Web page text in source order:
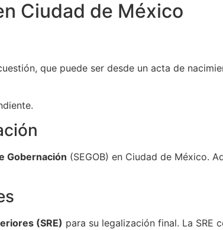
Ciudad de México
que puede ser desde un acta de
Gobernación (SEGOB) en Ciudad de México.
(SRE) para su legalización final. La SRE